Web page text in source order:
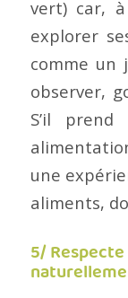
vert) car,
explorer
comme un
observer,
S’il
une
aliments,
5/